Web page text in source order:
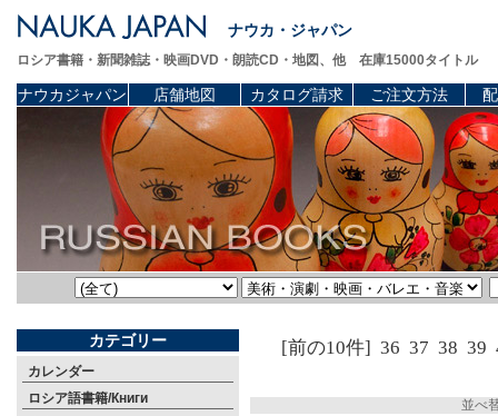
ナウカ・ジャパン
ロシア書籍・新聞雑誌・映画DVD・朗読CD・地図、他 在庫15000タイトル
ナウカジャパン 店舗地図 カタログ請求 ご注文方法
カテゴリー
カレンダー
ロシア語書籍/Книги
[前の10件] 36 37 38 39
並べ